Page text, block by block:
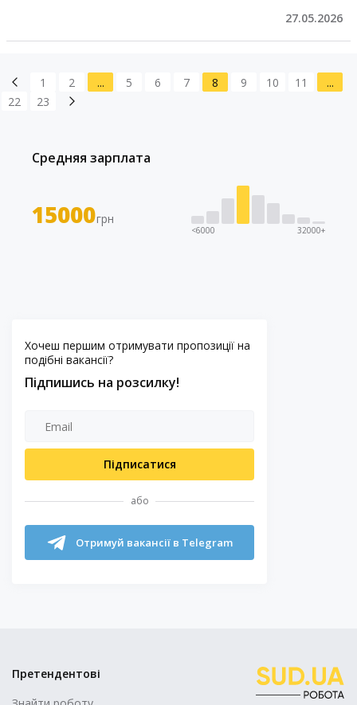
27.05.2026
1 2 ... 5 6 7 8 9 10 11
...
22
23
Средняя зарплата
15000грн
<6000 32000+
Хочеш першим отримувати пропозиції на
подібні вакансії?
Підпишись на розсилку!
Підписатися
або
Отримуй вакансії в Telegram
Претендентові